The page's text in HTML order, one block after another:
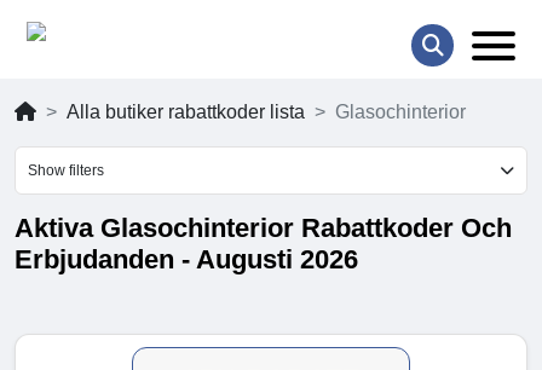
Alla butiker rabattkoder lista Glasochinterior
Show filters
Aktiva Glasochinterior Rabattkoder Och
Erbjudanden - Augusti 2026